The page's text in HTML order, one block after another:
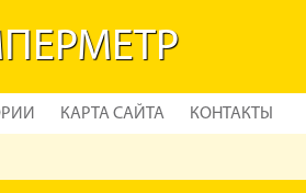
КАРТА САЙТА КОНТАКТЫ